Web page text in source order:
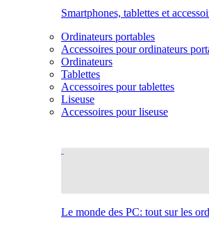
Smartphones, tablettes et
Ordinateurs portables
Accessoires pour ordinateurs
Ordinateurs
Tablettes
Accessoires pour tablettes
Liseuse
Accessoires pour liseuse
Le monde des PC: tout sur les